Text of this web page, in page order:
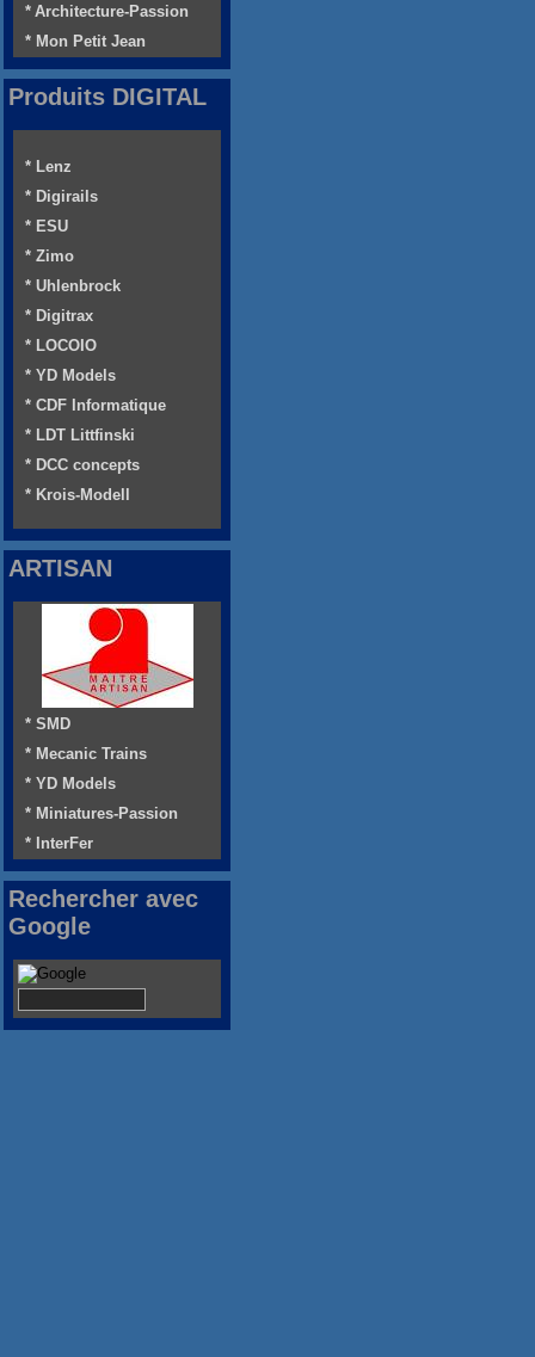
* Architecture-Passion
* Mon Petit Jean
Produits DIGITAL
* Lenz
* Digirails
* ESU
* Zimo
* Uhlenbrock
* Digitrax
* LOCOIO
* YD Models
* CDF Informatique
* LDT Littfinski
* DCC concepts
* Krois-Modell
ARTISAN
* SMD
* Mecanic Trains
* YD Models
* Miniatures-Passion
* InterFer
Rechercher avec
Google